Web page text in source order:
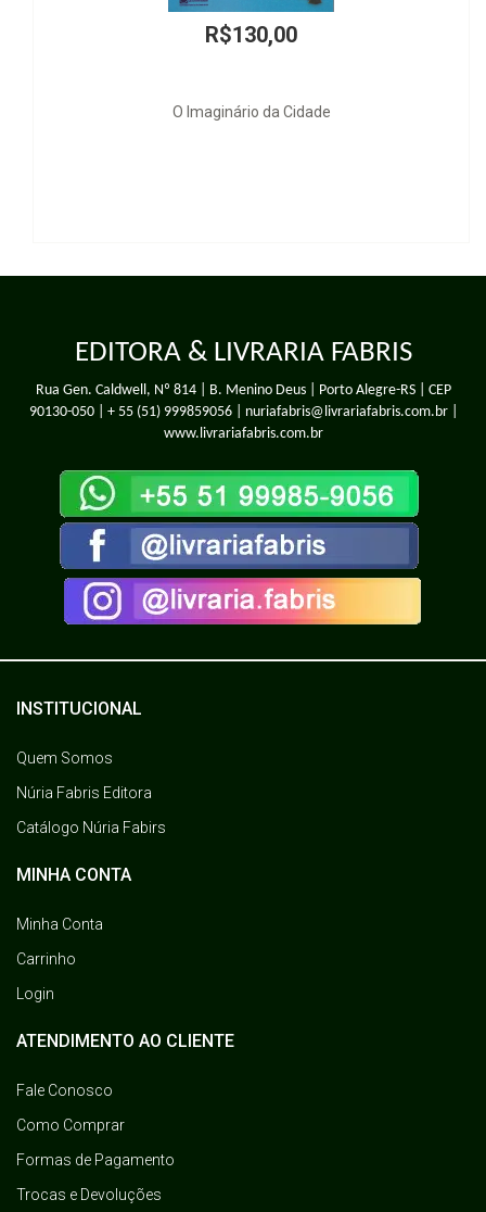
R$210,00
El Subcontrato
EDITORA & LIVRARIA FABRIS
Rua Gen. Caldwell, Nº 814 | B. Menino Deus | Porto Alegre-RS | CEP
90130-050 | + 55 (51) 999859056| nuriafabris@livrariafabris.com.br |
www.livrariafabris.com.br
INSTITUCIONAL
Quem Somos
Núria Fabris Editora
Catálogo Núria Fabirs
MINHA CONTA
Minha Conta
Carrinho
Login
ATENDIMENTO AO CLIENTE
Fale Conosco
Como Comprar
Formas de Pagamento
Trocas e Devoluções